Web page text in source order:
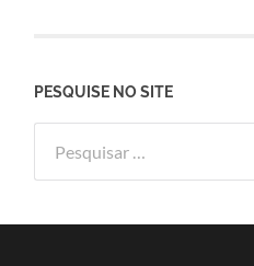
PESQUISE NO SITE
por: